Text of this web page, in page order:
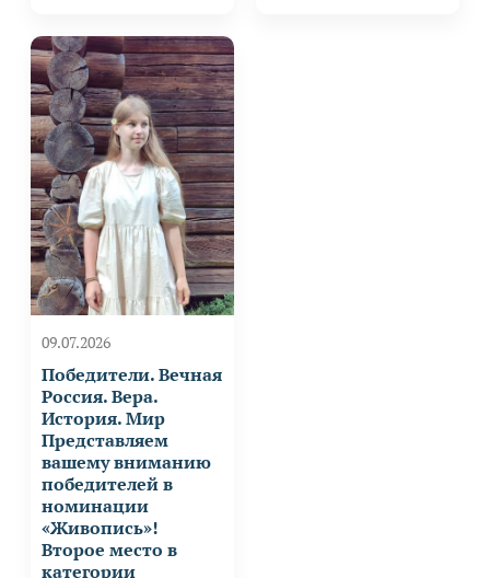
09.07.2026
Победители. Вечная
Россия. Вера.
История. Мир
Представляем
вашему вниманию
победителей в
номинации
«Живопись»!
Второе место в
категории